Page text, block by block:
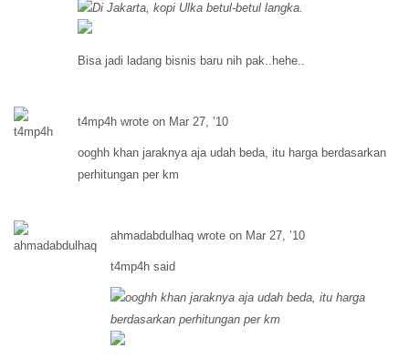
Di Jakarta, kopi Ulka betul-betul langka.
Bisa jadi ladang bisnis baru nih pak..hehe..
t4mp4h wrote on Mar 27, ’10
ooghh khan jaraknya aja udah beda, itu harga berdasarkan
perhitungan per km
ahmadabdulhaq wrote on Mar 27, ’10
t4mp4h said
ooghh khan jaraknya aja udah beda, itu harga
berdasarkan perhitungan per km